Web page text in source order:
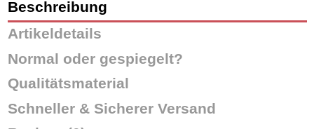
Beschreibung
Artikeldetails
Normal oder gespiegelt?
Qualitätsmaterial
Schneller & Sicherer Versand